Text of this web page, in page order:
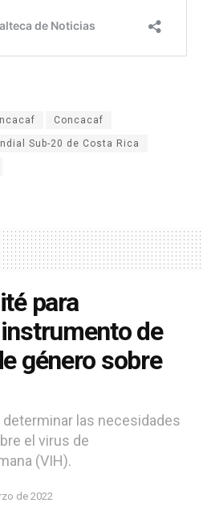
Concacaf
Sub-20 de Costa Rica
para
de
género sobre
las necesidades
el virus de
(VIH).
de 2022